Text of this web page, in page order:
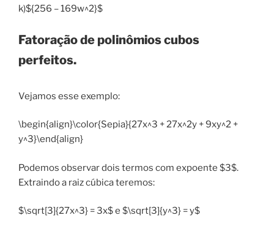
k)${256 – 169w^2}$
Fatoração de polinômios cubos
perfeitos.
Vejamos esse exemplo:
\begin{align}\color{Sepia}{27x^3 + 27x^2y + 9xy^2 +
y^3}\end{align}
Podemos observar dois termos com expoente $3$.
Extraindo a raiz cúbica teremos:
$\sqrt[3]{27x^3} = 3x$ e $\sqrt[3]{y^3} = y$